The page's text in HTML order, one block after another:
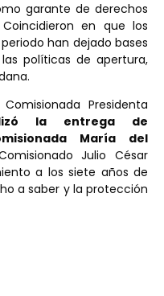
garante de derechos
en que los
han dejado bases
políticas de apertura,
Presidenta
la entrega de
María del
Julio César
a los siete años de
a saber y la protección